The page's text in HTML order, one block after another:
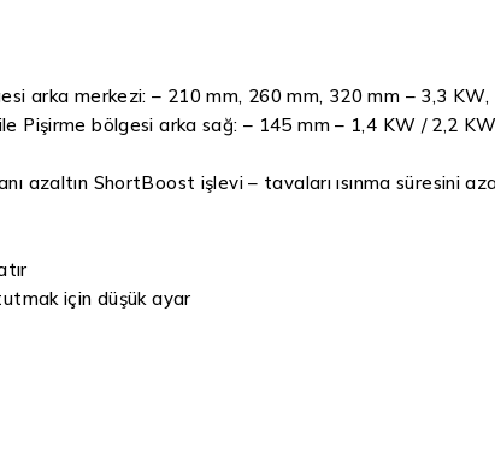
arka merkezi: – 210 mm, 260 mm, 320 mm – 3,3
Pişirme bölgesi arka sağ: – 145 mm – 1,4 KW / 2,2
azaltın ShortBoost işlevi – tavaları ısınma süresini
için düşük ayar